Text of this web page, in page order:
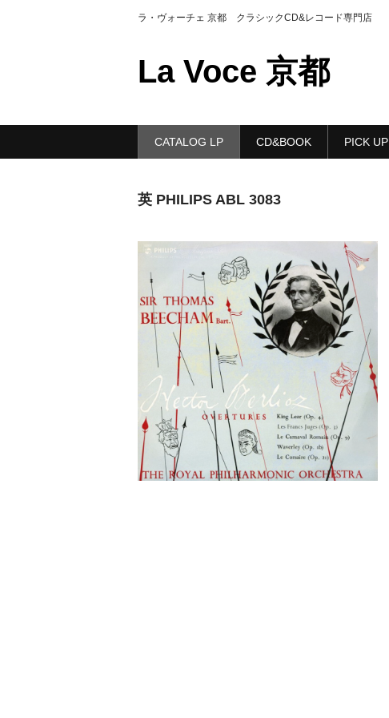
ラ・ヴォーチェ 京都 クラシックCD&レコード専門店
La Voce 京都
CATALOG LP CD&BOOK PICK UP
英 PHILIPS ABL 3083